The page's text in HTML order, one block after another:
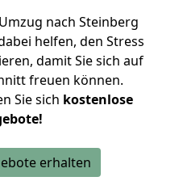
nach Steinberg
helfen, den Stress
damit Sie sich auf
freuen können.
Sie sich kostenlose
erhalten